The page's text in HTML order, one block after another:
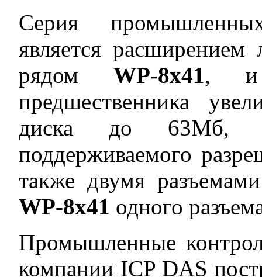
Серия
является
рядомWP-8x41, и
предшественника
диска до 63Мб,
поддерживаемого
также двумя
WP-8x41 одного
Промышленные
компании ICP DAS